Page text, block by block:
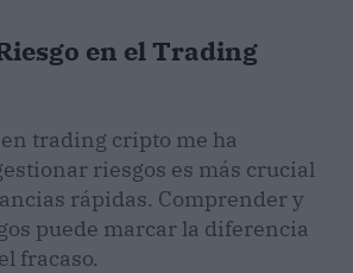
en el Trading
trading cripto me ha
riesgos es más crucial
rápidas. Comprender y
puede marcar la diferencia
fracaso.